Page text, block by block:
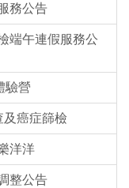
務公告
端午連假服務公
驗營
癌症篩檢
洋洋
整公告